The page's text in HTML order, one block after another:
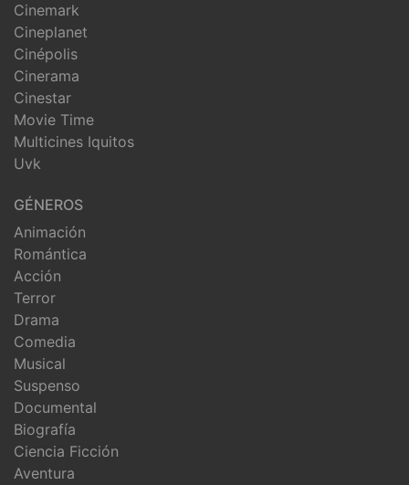
Cinemark
Cineplanet
Cinépolis
Cinerama
Cinestar
Movie Time
Multicines Iquitos
Uvk
GÉNEROS
Animación
Romántica
Acción
Terror
Drama
Comedia
Musical
Suspenso
Documental
Biografía
Ciencia Ficción
Aventura